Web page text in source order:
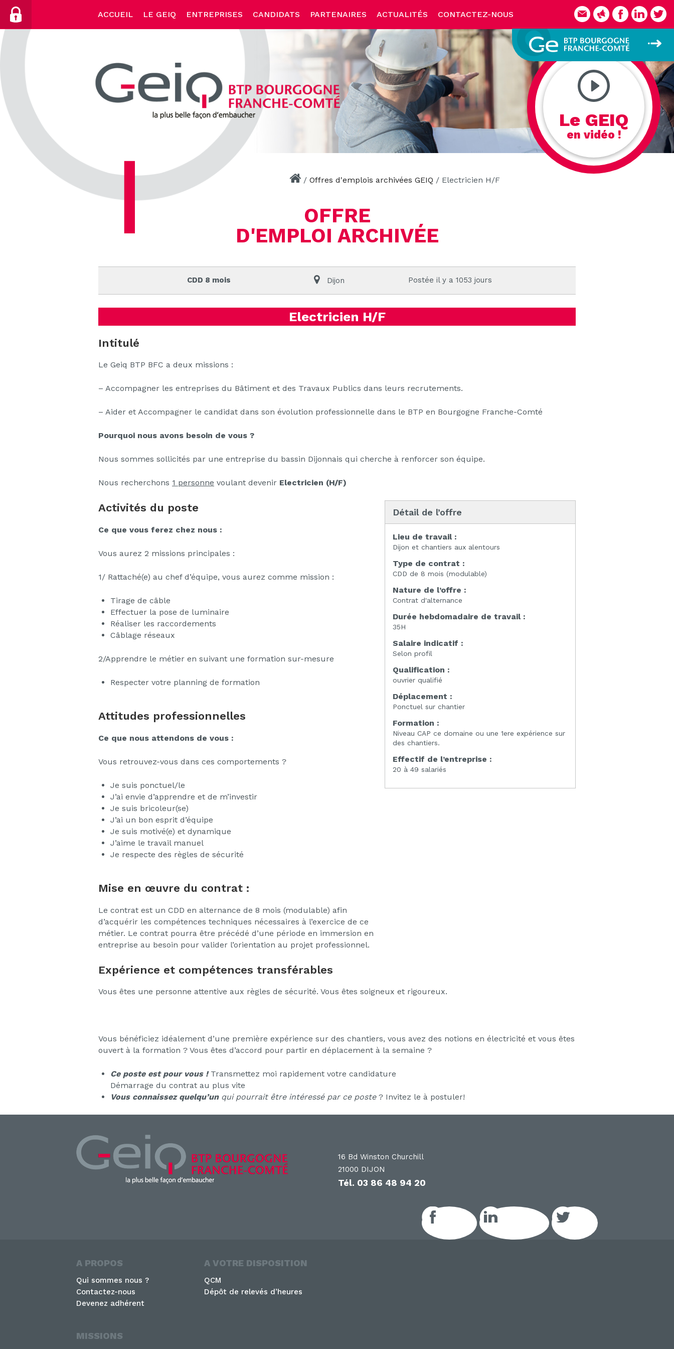
Skip
content
ACCUEIL LE GEIQ ENTREPRISES CANDIDATS PARTENAIRES ACTUALITÉS CONTACTEZ-NOUS
Le GEIQ
en vidéo !
/ Offres d'emplois archivées GEIQ / Electricien H/F
OFFRE
D'EMPLOI ARCHIVÉE
CDD 8 mois Dijon Postée il y a 1053 jours
Electricien H/F
Intitulé
Le Geiq BTP BFC a deux missions :
– Accompagner les entreprises du Bâtiment et des Travaux Publics dans leurs recrutements.
– Aider et Accompagner le candidat dans son évolution professionnelle dans le BTP en Bourgogne Franche-Comté
Pourquoi nous avons besoin de vous ?
Nous sommes sollicités par une entreprise du bassin Dijonnais qui cherche à renforcer son équipe.
Nous recherchons 1 personne voulant devenir Electricien (H/F)
Activités du poste
Ce que vous ferez chez nous :
Vous aurez 2 missions principales :
1/ Rattaché(e) au chef d’équipe, vous aurez comme mission :
Tirage de câble
Effectuer la pose de luminaire
Réaliser les raccordements
Câblage réseaux
2/Apprendre le métier en suivant une formation sur-mesure
Respecter votre planning de formation
Attitudes professionnelles
Ce que nous attendons de vous :
Vous retrouvez-vous dans ces comportements ?
Je suis ponctuel/le
J’ai envie d’apprendre et de m’investir
Je suis bricoleur(se)
J’ai un bon esprit d’équipe
Je suis motivé(e) et dynamique
J’aime le travail manuel
Je respecte des règles de sécurité
Mise en œuvre du contrat :
Le contrat est un CDD en alternance de 8 mois (modulable) afin
d’acquérir les compétences techniques nécessaires à l’exercice de ce
métier. Le contrat pourra être précédé d’une période en immersion en
entreprise au besoin pour valider l’orientation au projet professionnel.
Détail de l’offre
Lieu de travail :
Dijon et chantiers aux alentours
Type de contrat :
CDD de 8 mois (modulable)
Nature de l’offre :
Contrat d'alternance
Durée hebdomadaire de travail :
35H
Salaire indicatif :
Selon profil
Qualification :
ouvrier qualifié
Déplacement :
Ponctuel sur chantier
Formation :
Niveau CAP ce domaine ou une 1ere expérience sur
des chantiers.
Effectif de l’entreprise :
20 à 49 salariés
Expérience et compétences transférables
Vous êtes une personne attentive aux règles de sécurité. Vous êtes soigneux et rigoureux.
Vous bénéficiez idéalement d’une première expérience sur des chantiers, vous avez des notions en électricité et vous êtes
ouvert à la formation ? Vous êtes d’accord pour partir en déplacement à la semaine ?
Ce poste est pour vous ! Transmettez moi rapidement votre candidature
Démarrage du contrat au plus vite
Vous connaissez quelqu’unqui pourrait être intéressé par ce poste ? Invitez le à postuler!
16 Bd Winston Churchill
21000 DIJON
Tél. 03 86 48 94 20
Facebook LinkedIn GEIQ Twitter
A PROPOS
Qui sommes nous ?
Contactez-nous
Devenez adhérent
A VOTRE DISPOSITION
QCM
Dépôt de relevés d’heures
MISSIONS